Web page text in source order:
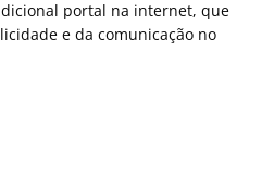
portal na internet, que
e da comunicação no